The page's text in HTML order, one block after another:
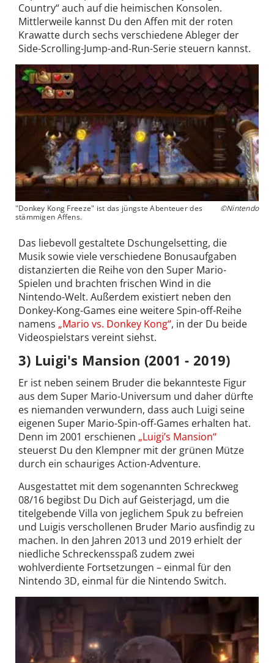
Country“ auch auf die heimischen Konsolen.
Mittlerweile kannst Du den Affen mit der roten
Krawatte durch sechs verschiedene Ableger der
Side-Scrolling-Jump-and-Run-Serie steuern kannst.
"Donkey Kong Freeze" ist das jüngste Abenteuer des
stämmigen Affens.
©Nintendo
Das liebevoll gestaltete Dschungelsetting, die
Musik sowie viele verschiedene Bonusaufgaben
distanzierten die Reihe von den Super Mario-
Spielen und brachten frischen Wind in die
Nintendo-Welt. Außerdem existiert neben den
Donkey-Kong-Games eine weitere Spin-off-Reihe
namens „Mario vs. Donkey Kong“, in der Du beide
Videospielstars vereint siehst.
3) Luigi's Mansion (2001 - 2019)
Er ist neben seinem Bruder die bekannteste Figur
aus dem Super Mario-Universum und daher dürfte
es niemanden verwundern, dass auch Luigi seine
eigenen Super Mario-Spin-off-Games erhalten hat.
Denn im 2001 erschienen „Luigi’s Mansion“
steuerst Du den Klempner mit der grünen Mütze
durch ein schauriges Action-Adventure.
Ausgestattet mit dem sogenannten Schreckweg
08/16 begibst Du Dich auf Geisterjagd, um die
titelgebende Villa von jeglichem Spuk zu befreien
und Luigis verschollenen Bruder Mario ausfindig zu
machen. In den Jahren 2013 und 2019 erhielt der
niedliche Schreckensspaß zudem zwei
wohlverdiente Fortsetzungen – einmal für den
Nintendo 3D, einmal für die Nintendo Switch.